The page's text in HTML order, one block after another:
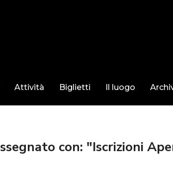
Attività Biglietti Il luogo
con: "Iscrizioni